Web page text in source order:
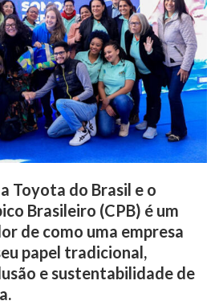
Toyota do Brasil e o
Brasileiro (CPB) é um
de como uma empresa
papel tradicional,
e sustentabilidade de